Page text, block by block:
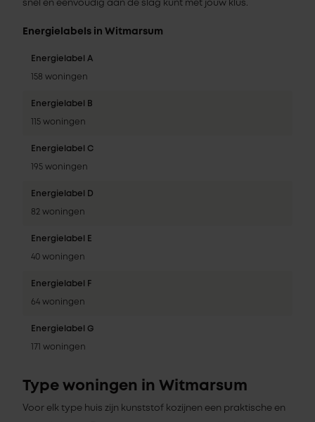
snel en eenvoudig aan de slag kunt met jouw klus.
Energielabels in Witmarsum
Energielabel A
158 woningen
Energielabel B
115 woningen
Energielabel C
195 woningen
Energielabel D
82 woningen
Energielabel E
40 woningen
Energielabel F
64 woningen
Energielabel G
171 woningen
Type woningen in Witmarsum
Voor elk type huis zijn kunststof kozijnen een praktische en